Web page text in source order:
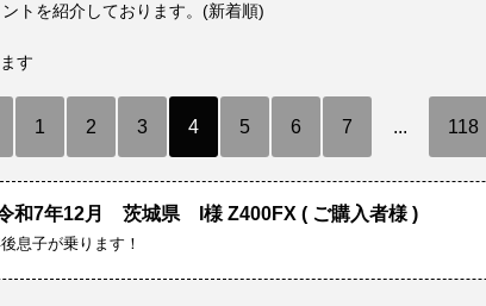
トを紹介しております。(新着順)
す
1 2 3 4 5 6 7 ... 118
和7年12月 茨城県 I様 Z400FX ( ご購入者様 )
息子が乗ります！